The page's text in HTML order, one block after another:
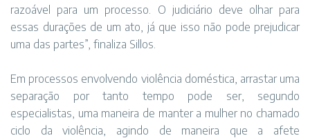
razoável para um processo. O judiciário deve olhar para
essas durações de um ato, já que isso não pode prejudicar
uma das partes”, finaliza Sillos.
Em processos envolvendo violência doméstica, arrastar uma
separação por tanto tempo pode ser, segundo
especialistas, uma maneira de manter a mulher no chamado
ciclo da violência, agindo de maneira que a afete